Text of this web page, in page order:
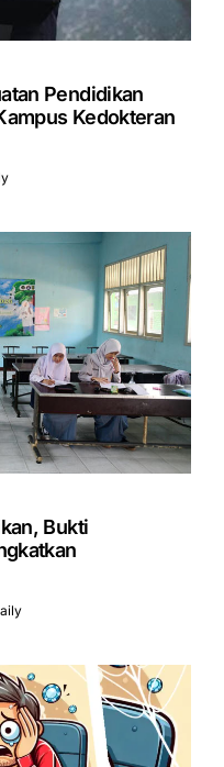
Pendidikan
Kedokteran
Bukti